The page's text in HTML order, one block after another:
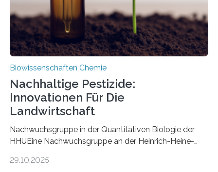
Biowissenschaften Chemie
Nachhaltige Pestizide:
Innovationen Für Die
Landwirtschaft
Nachwuchsgruppe in der Quantitativen Biologie der
HHUEine Nachwuchsgruppe an der Heinrich-Heine-
fünf Jahren erforschen, wie Bakterien auf
29.10.2025